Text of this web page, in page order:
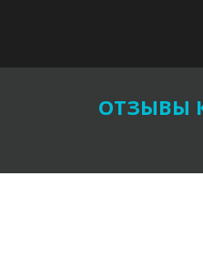
ОТЗЫВЫ